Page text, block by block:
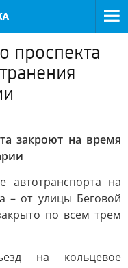
проспекта
закроют на время
на
– от улицы Беговой
по всем трем
на кольцевое